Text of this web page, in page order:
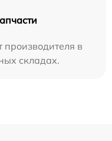
производителя в
складах.